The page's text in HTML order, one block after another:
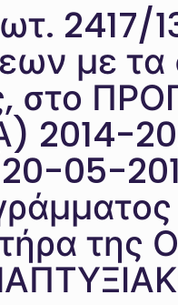
2417/
με τα
στο
05-
της